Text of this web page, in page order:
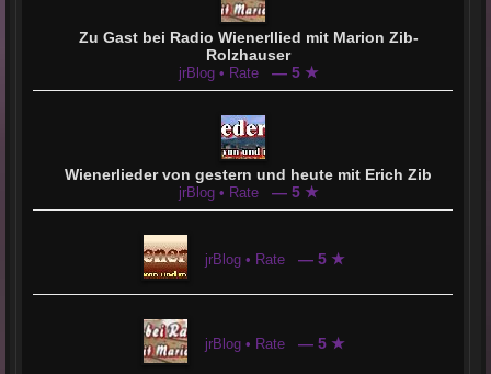
Zu Gast bei Radio Wienerllied mit Marion Zib-
Rolzhauser
jrBlog • Rate — 5 ★
Wienerlieder von gestern und heute mit Erich Zib
jrBlog • Rate — 5 ★
jrBlog • Rate — 5 ★
jrBlog • Rate — 5 ★